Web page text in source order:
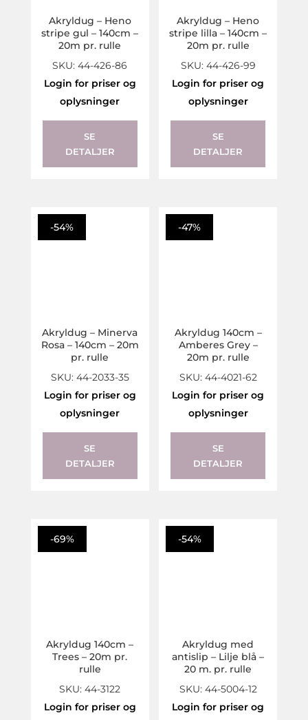
Akryldug – Heno
stripe gul – 140cm –
20m pr. rulle
SKU: 44-426-86
Login for priser og
oplysninger
SE
DETALJER
Akryldug – Heno
stripe lilla – 140cm –
20m pr. rulle
SKU: 44-426-99
Login for priser og
oplysninger
SE
DETALJER
-54%
Akryldug – Minerva
Rosa – 140cm – 20m
pr. rulle
SKU: 44-2033-35
Login for priser og
oplysninger
SE
DETALJER
-47%
Akryldug 140cm –
Amberes Grey –
20m pr. rulle
SKU: 44-4021-62
Login for priser og
oplysninger
SE
DETALJER
-69%
Akryldug 140cm –
Trees – 20m pr.
rulle
SKU: 44-3122
Login for priser og
-54%
Akryldug med
antislip – Lilje blå –
20 m. pr. rulle
SKU: 44-5004-12
Login for priser og